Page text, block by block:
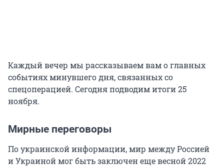
Каждый вечер мы рассказываем вам о главных
событиях минувшего дня, связанных со
спецоперацией. Сегодня подводим итоги 25
ноября.
Мирные переговоры
По украинской информации, мир между Россией
и Украиной мог быть заключен еще весной 2022